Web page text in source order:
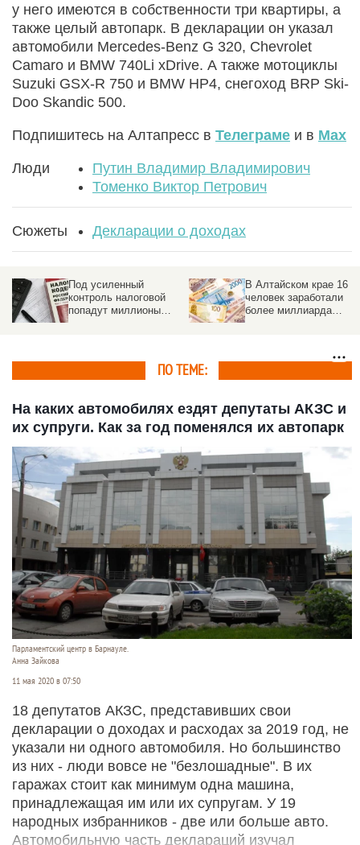
у него имеются в собственности три квартиры, а
также целый автопарк. В декларации он указал
автомобили Mercedes-Benz G 320, Chevrolet
Camaro и BMW 740Li xDrive. А также мотоциклы
Suzuki GSX-R 750 и BMW HP4, снегоход BRP Ski-
Doo Skandic 500.
Подпишитесь на Алтапресс в Телеграме и в Max
Люди
Путин Владимир Владимирович
Томенко Виктор Петрович
Сюжеты Декларации о доходах
Под усиленный
контроль налоговой
попадут миллионы
В Алтайском крае 16
человек заработали
более миллиарда
ПО ТЕМЕ:
На каких автомобилях ездят депутаты АКЗС и
их супруги. Как за год поменялся их автопарк
Парламентский центр в Барнауле.
Анна Зайкова
11 мая 2020 в 07:50
18 депутатов АКЗС, представивших свои
декларации о доходах и расходах за 2019 год, не
указали ни одного автомобиля. Но большинство
из них - люди вовсе не "безлошадные". В их
гаражах стоит как минимум одна машина,
принадлежащая им или их супругам. У 19
народных избранников - две или больше авто.
Автомобильную часть деклараций изучал